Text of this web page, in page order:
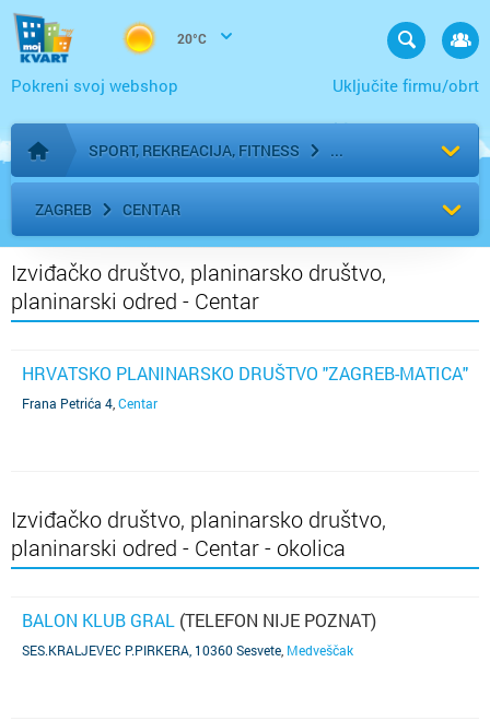
20°C
Uključite firmu/obrt
Pokreni svoj webshop
Početna stranica
SPORT, REKREACIJA, FITNESS
ZAGREB CENTAR
Izviđačko društvo, planinarsko društvo,
planinarski odred - Centar
HRVATSKO PLANINARSKO DRUŠTVO "ZAGREB-MATICA"
Frana Petrića 4 Centar
Izviđačko društvo, planinarsko društvo,
planinarski odred - Centar - okolica
BALON KLUB GRAL (TELEFON NIJE POZNAT)
SES.KRALJEVEC P.PIRKERA, 10360 Sesvete Medveščak